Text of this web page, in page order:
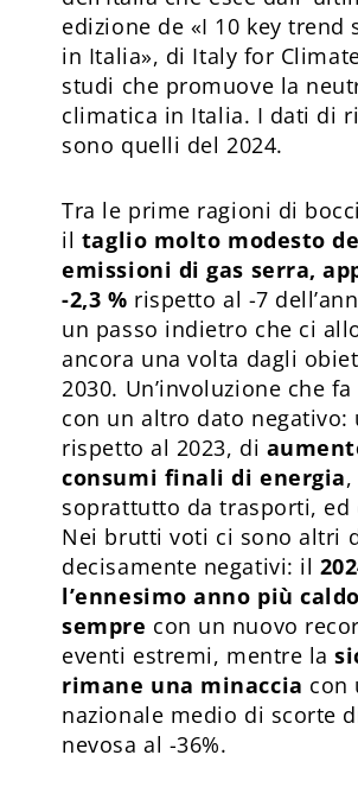
edizione de «I 10 key trend
in Italia», di Italy for
studi che promuove la
climatica in Italia. I dati di
sono quelli del 2024.
Tra le prime ragioni di
il taglio molto modesto
emissioni di gas serra,
-2,3 % rispetto al -7
un passo indietro che ci
ancora una volta dagli
2030. Un’involuzione che
con un altro dato negativo:
rispetto al 2023, di
consumi finali di energia
soprattutto da trasporti, ed
Nei brutti voti ci sono altri
decisamente negativi: il
l’ennesimo anno più
sempre con un nuovo
eventi estremi, mentre la
rimane una minaccia con
nazionale medio di scorte
nevosa al -36%.